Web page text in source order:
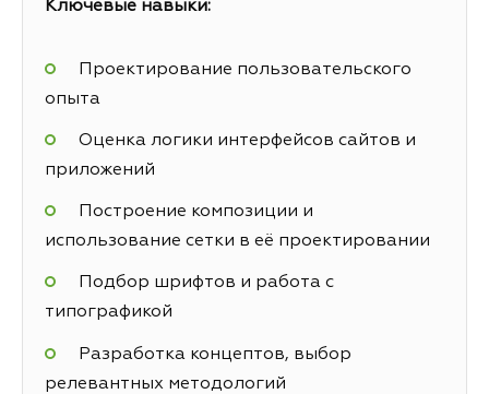
Ключевые навыки:
Проектирование пользовательского
опыта
Оценка логики интерфейсов сайтов и
приложений
Построение композиции и
использование сетки в её проектировании
Подбор шрифтов и работа с
типографикой
Разработка концептов, выбор
релевантных методологий